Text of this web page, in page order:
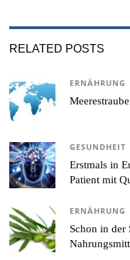
RELATED POSTS
ERNÄHRUNG
GESUNDHEIT
Erstmals in
Patient mit
ERNÄHRUNG
Schon in der